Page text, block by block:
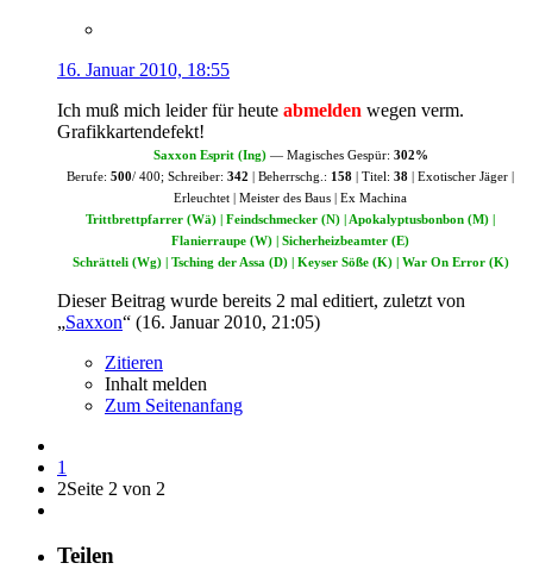
16. Januar 2010, 18:55
Ich muß mich leider für heute abmelden wegen verm.
Grafikkartendefekt!
Saxxon Esprit (Ing)— Magisches Gespür: 302%
Berufe: 500/ 400; Schreiber: 342 | Beherrschg.: 158 | Titel: 38 | Exotischer Jäger |
Erleuchtet | Meister des Baus | Ex Machina
Trittbrettpfarrer (Wä) | Feindschmecker (N) | Apokalyptusbonbon (M) |
Flanierraupe (W) | Sicherheizbeamter (E)
Schrätteli (Wg) | Tsching der Assa (D) | Keyser Söße (K) | War On Error (K)
Dieser Beitrag wurde bereits 2 mal editiert, zuletzt von
„Saxxon“ (16. Januar 2010, 21:05)
Zitieren
Inhalt melden
Zum Seitenanfang
1
2Seite 2 von 2
Teilen